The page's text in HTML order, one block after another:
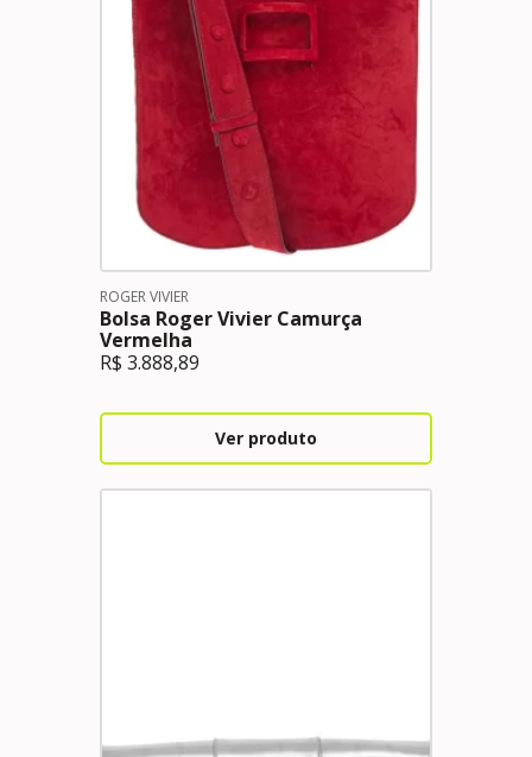
ROGER VIVIER
Bolsa Roger Vivier Camurça
Vermelha
R$ 3.888,89
Ver produto